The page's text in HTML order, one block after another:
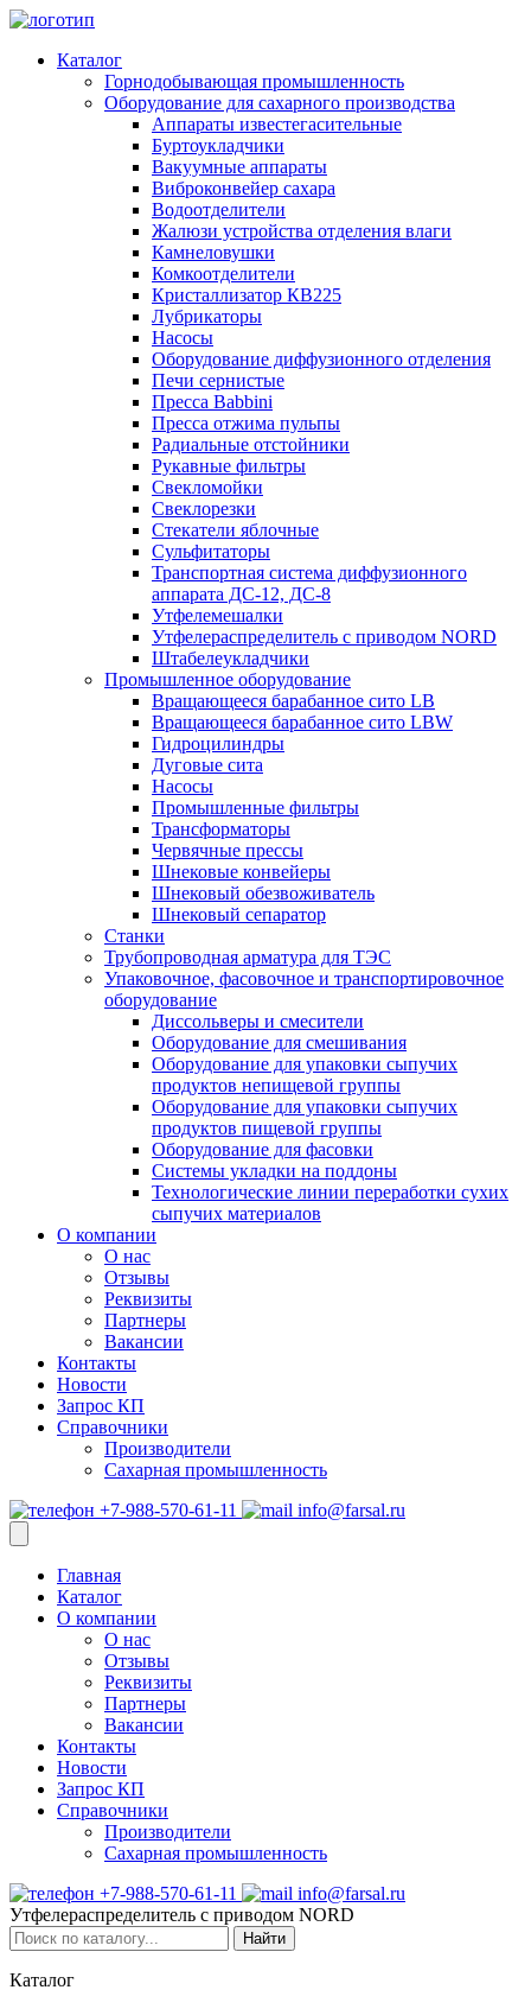
Каталог
Горнодобывающая промышленность
Оборудование для сахарного производства
Аппараты известегасительные
Буртоукладчики
Вакуумные аппараты
Виброконвейер сахара
Водоотделители
Жалюзи устройства отделения влаги
Камнеловушки
Комкоотделители
Кристаллизатор КВ225
Лубрикаторы
Насосы
Оборудование диффузионного отделения
Печи сернистые
Пресса Babbini
Пресса отжима пульпы
Радиальные отстойники
Рукавные фильтры
Свекломойки
Свеклорезки
Стекатели яблочные
Сульфитаторы
Транспортная система диффузионного
аппарата ДС-12, ДС-8
Утфелемешалки
Утфелераспределитель с приводом NORD
Штабелеукладчики
Промышленное оборудование
Вращающееся барабанное сито LB
Вращающееся барабанное сито LBW
Гидроцилиндры
Дуговые сита
Насосы
Промышленные фильтры
Трансформаторы
Червячные прессы
Шнековые конвейеры
Шнековый обезвоживатель
Шнековый сепаратор
Станки
Трубопроводная арматура для ТЭС
Упаковочное, фасовочное и транспортировочное
оборудование
Диссольверы и смесители
Оборудование для смешивания
Оборудование для упаковки сыпучих
продуктов непищевой группы
Оборудование для упаковки сыпучих
продуктов пищевой группы
Оборудование для фасовки
Системы укладки на поддоны
Технологические линии переработки сухих
сыпучих материалов
О компании
О нас
Отзывы
Реквизиты
Партнеры
Вакансии
Контакты
Новости
Запрос КП
Справочники
Производители
Сахарная промышленность
+7-988-570-61-11
info@farsal.ru
Главная
Каталог
О компании
О нас
Отзывы
Реквизиты
Партнеры
Вакансии
Контакты
Новости
Запрос КП
Справочники
Производители
Сахарная промышленность
+7-988-570-61-11
info@farsal.ru
Утфелераспределитель с приводом NORD
Найти
Каталог